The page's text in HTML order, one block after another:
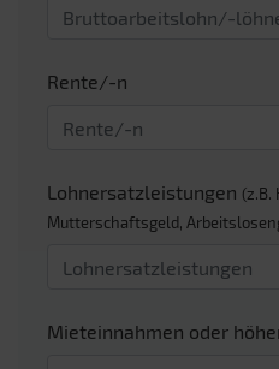
Rente/-n
Lohnersatzleistungen (z.B.
Mutterschaftsgeld,
Mieteinnahmen oder